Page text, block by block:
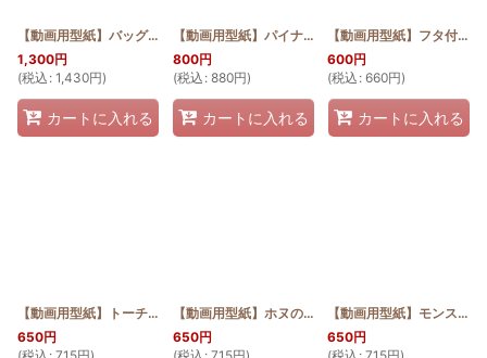
【動画用型紙】バッグインバッグ外ポケット有 ハイビスカスとプルメリア [
1,300円
(税込 : 1,430円)
カートに入れる
【動画用型紙】パイナップルのマルチケース [
800円
(税込 : 880円)
カートに入れる
【動画用型紙】フタ付簡単ミニポーチ サガリバナ
600円
(税込 : 660円)
カートに入れる
【動画用型紙】トーチジンジャーのミニトート [HQB_MINI_TGIN_Pattern]
650円
【動画用型紙】ホヌのA4トート [
650円
【動画用型紙】モンステラのラウンドバッグミニ
650円